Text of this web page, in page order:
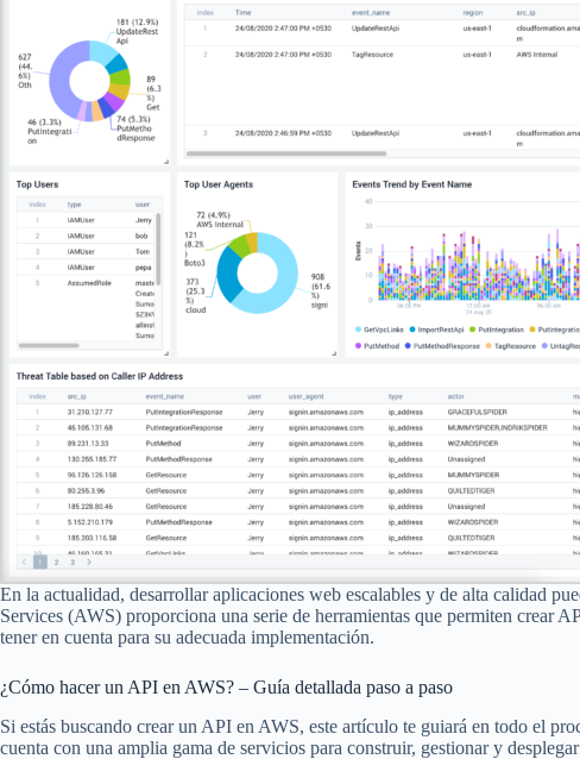
En la actualidad, desarrollar aplicaciones web escalables y de alta calidad
Services (AWS) proporciona una serie de herramientas que permiten crear
tener en cuenta para su adecuada implementación.
¿Cómo hacer un API en AWS? – Guía detallada paso a paso
Si estás buscando crear un API en AWS, este artículo te guiará en todo el
cuenta con una amplia gama de servicios para construir, gestionar y